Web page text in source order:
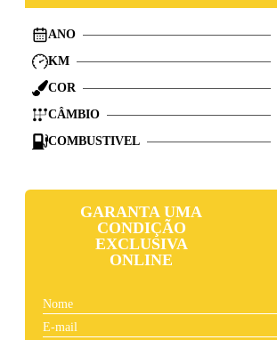
ANO
KM
COR
CÂMBIO
COMBUSTIVEL
GARANTA UMA
CONDIÇÃO
EXCLUSIVA
ONLINE